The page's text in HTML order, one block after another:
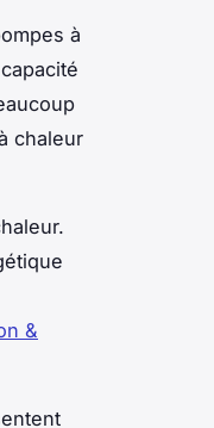
à
chaleur
&